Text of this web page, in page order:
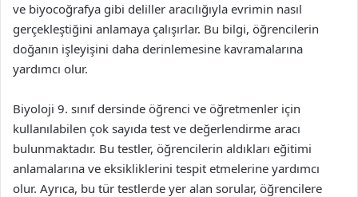
ve biyocoğrafya gibi deliller aracılığıyla evrimin nasıl
gerçekleştiğini anlamaya çalışırlar. Bu bilgi, öğrencilerin
doğanın işleyişini daha derinlemesine kavramalarına
yardımcı olur.
Biyoloji 9. sınıf dersinde öğrenci ve öğretmenler için
kullanılabilen çok sayıda test ve değerlendirme aracı
bulunmaktadır. Bu testler, öğrencilerin aldıkları eğitimi
anlamalarına ve eksikliklerini tespit etmelerine yardımcı
olur. Ayrıca, bu tür testlerde yer alan sorular, öğrencilere